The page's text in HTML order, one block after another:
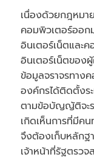
เนื่องด้วยกฎหมา
คอมพิวเตอร์ออก
อินเตอร์เน็ตและ
อินเตอร์เน็ตของ
ข้อมูลจราจรทาง
องค์กรได้ติดตั้งร
ตามข้อบัญญัติจะร
เกิดเห็นการที่มีค
จึงต้องเก็บหลักฐ
เจ้าหน้าที่รัฐตรว